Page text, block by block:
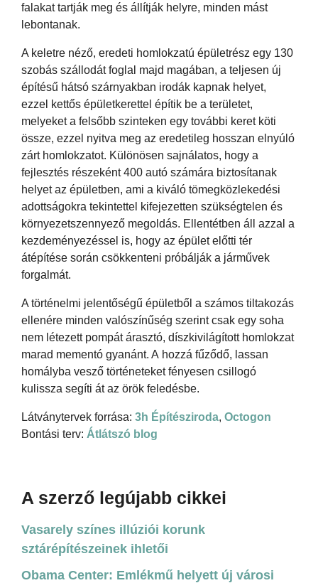
falakat tartják meg és állítják helyre, minden mást
lebontanak.
A keletre néző, eredeti homlokzatú épületrész egy 130
szobás szállodát foglal majd magában, a teljesen új
építésű hátsó szárnyakban irodák kapnak helyet,
ezzel kettős épületkerettel építik be a területet,
melyeket a felsőbb szinteken egy további keret köti
össze, ezzel nyitva meg az eredetileg hosszan elnyúló
zárt homlokzatot. Különösen sajnálatos, hogy a
fejlesztés részeként 400 autó számára biztosítanak
helyet az épületben, ami a kiváló tömegközlekedési
adottságokra tekintettel kifejezetten szükségtelen és
környezetszennyező megoldás. Ellentétben áll azzal a
kezdeményezéssel is, hogy az épület előtti tér
átépítése során csökkenteni próbálják a járművek
forgalmát.
A történelmi jelentőségű épületből a számos tiltakozás
ellenére minden valószínűség szerint csak egy soha
nem létezett pompát árasztó, díszkivilágított homlokzat
marad mementó gyanánt. A hozzá fűződő, lassan
homályba vesző történeteket fényesen csillogó
kulissza segíti át az örök feledésbe.
Látványtervek forrása: 3h Építésziroda, Octogon
Bontási terv: Átlátszó blog
A szerző legújabb cikkei
Vasarely színes illúziói korunk
sztárépítészeinek ihletői
Obama Center: Emlékmű helyett új városi